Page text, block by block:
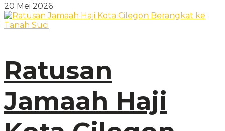
20 Mei 2026
Ratusan
Jamaah Haji